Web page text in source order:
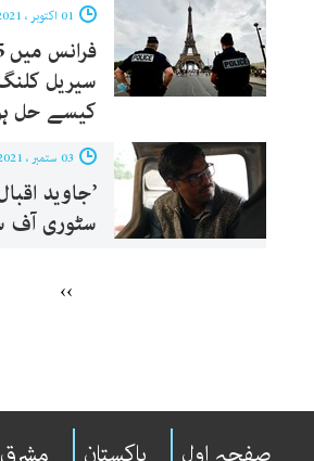
سیریل
کیسے حل
’جاوید
سٹوری آف
››